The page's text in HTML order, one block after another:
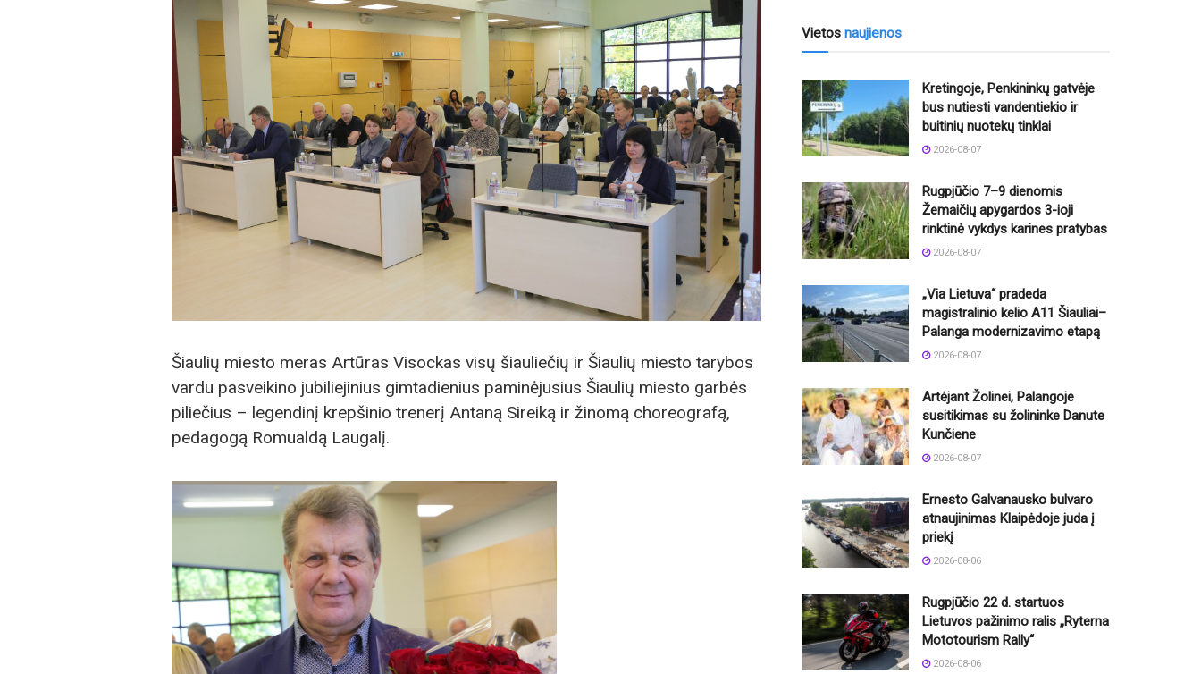
Šiaulių miesto meras Artūras Visockas visų šiauliečių ir Šiaulių miesto tarybos
vardu pasveikino jubiliejinius gimtadienius paminėjusius Šiaulių miesto garbės
piliečius – legendinį krepšinio trenerį Antaną Sireiką ir žinomą choreografą,
pedagogą Romualdą Laugalį.
Vietos naujienos
Kretingoje, Penkininkų gatvėje
bus nutiesti vandentiekio ir
buitinių nuotekų tinklai
2026-08-07
Rugpjūčio 7–9 dienomis
Žemaičių apygardos 3-ioji
rinktinė vykdys karines pratybas
2026-08-07
„Via Lietuva“ pradeda
magistralinio kelio A11 Šiauliai–
Palanga modernizavimo etapą
2026-08-07
Artėjant Žolinei, Palangoje
susitikimas su žolininke Danute
Kunčiene
2026-08-07
Ernesto Galvanausko bulvaro
atnaujinimas Klaipėdoje juda į
priekį
2026-08-06
Rugpjūčio 22 d. startuos
Lietuvos pažinimo ralis „Ryterna
Mototourism Rally“
2026-08-06